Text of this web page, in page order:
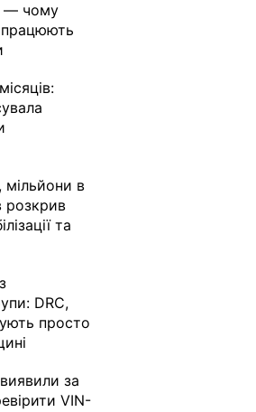
— чому
працюють
в
розкрив
та
DRC,
просто
за
VIN-